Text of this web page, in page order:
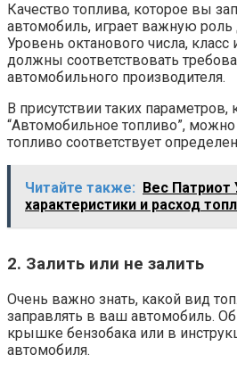
Качество топлива, которое вы
автомобиль, играет важную роль
Уровень октанового числа, класс
должны соответствовать
автомобильного производителя.
В присутствии таких параметров,
“Автомобильное топливо”, можно
топливо соответствует
Читайте также: Вес Патриот
характеристики и расход
2. Залить или не залить
Очень важно знать, какой вид
заправлять в ваш автомобиль.
крышке бензобака или в
автомобиля.